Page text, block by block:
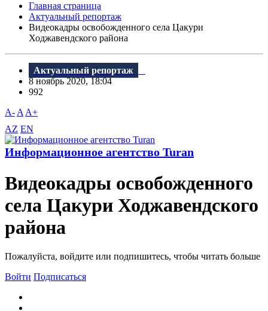
Главная страница
Актуальный репортаж
Видеокадры освобожденного села Цакури
Ходжавендского района
Актуальный репортаж
8 ноябрь 2020, 18:04
992
A- A A+
AZ EN
Информационное агентство Turan
Видеокадры освобожденного
села Цакури Ходжавендского
района
Пожалуйста, войдите или подпишитесь, чтобы читать больше
Войти Подписаться